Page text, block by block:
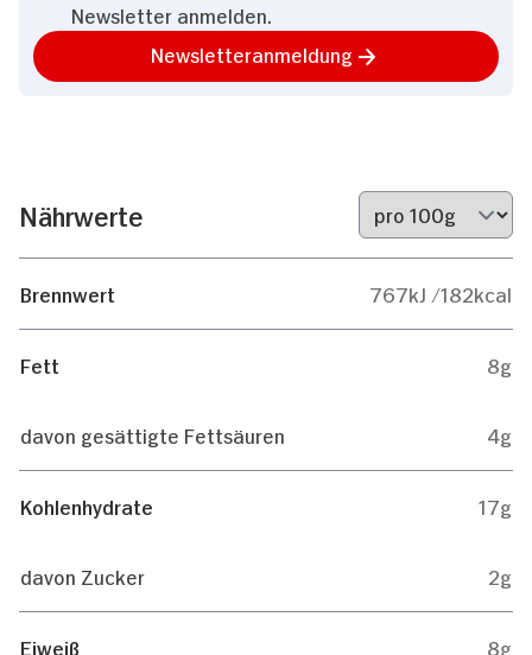
Newsletter anmelden.
Newsletteranmeldung
Nährwerte
Brennwert 767kJ /182kcal
Fett 8g
davon gesättigte Fettsäuren 4g
Kohlenhydrate 17g
davon Zucker 2g
Eiweiß 8g